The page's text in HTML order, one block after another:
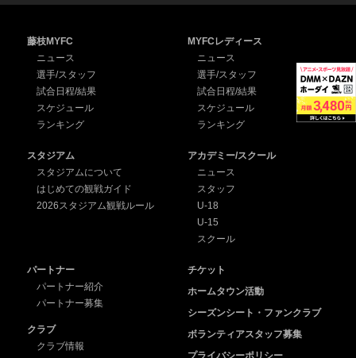
藤枝MYFC
ニュース
選手/スタッフ
試合日程/結果
スケジュール
ランキング
MYFCレディース
ニュース
選手/スタッフ
試合日程/結果
スケジュール
ランキング
スタジアム
スタジアムについて
はじめての観戦ガイド
2026スタジアム観戦ルール
アカデミー/スクール
ニュース
スタッフ
U-18
U-15
スクール
パートナー
パートナー紹介
パートナー募集
クラブ
クラブ情報
チケット
ホームタウン活動
シーズンシート・ファンクラブ
ボランティアスタッフ募集
プライバシーポリシー